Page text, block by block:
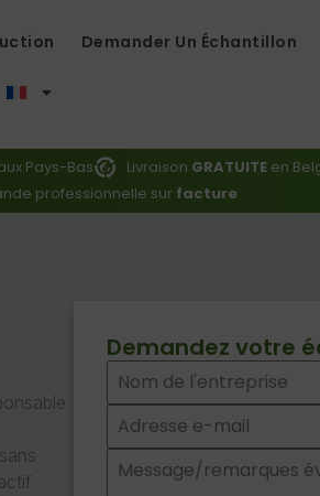
Demander Un Échantillon
Pays-Bas Livraison GRATUITEen
professionnelle sur facture
Demandez votre